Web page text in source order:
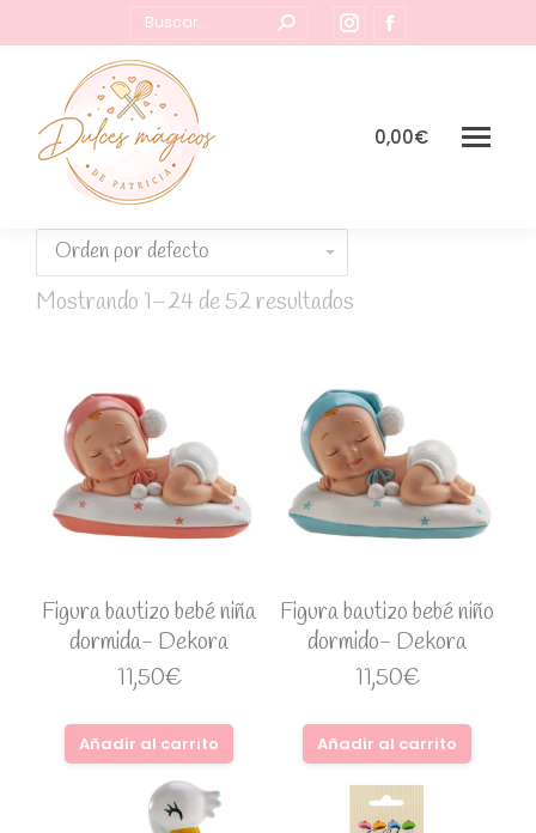
Buscar:
Instagram
page
new
page
in
0,00€
Mostrando 1–24 de 52 resultados
Figura bautizo bebé niña
dormida- Dekora
11,50€
Añadir al carrito
Figura bautizo bebé niño
dormido- Dekora
11,50€
Añadir al carrito